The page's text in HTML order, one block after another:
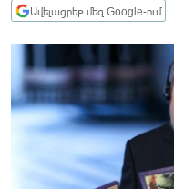
ՊԱՏԵՐԱԶՄԻ 6
ՏԱՐԱԾԱՇՐՋԱՆ
ՄԻՋԱԶԳԱՅԻՆ
ՄՇԱԿՈՒՅԹ
ՍՊՈՐՏ
ՄԵԿՆԱԲԱՆՈՒԹՅՈՒՆ
Ավելացրեք մեզ Google-ում